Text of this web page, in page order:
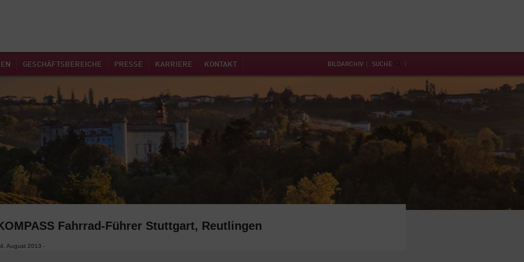
GESCHÄFTSBEREICHE PRESSE KARRIERE KONTAKT BILDARCHIV SUCHE
Fahrrad-Führer Stuttgart, Reutlingen
August 2013 -